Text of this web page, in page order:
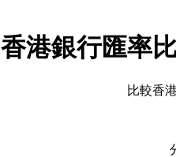
香港銀行匯率
比較香